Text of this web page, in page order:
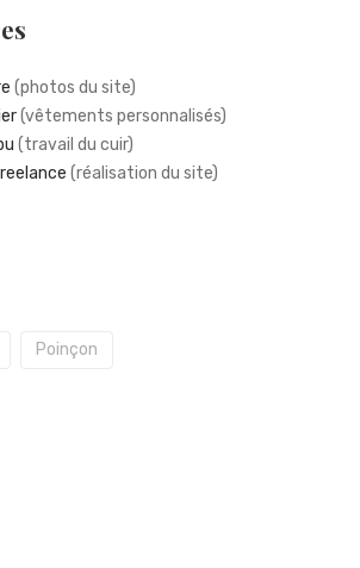
(photos du site)
(vêtements personnalisés)
(travail du cuir)
(réalisation du site)
Poinçon